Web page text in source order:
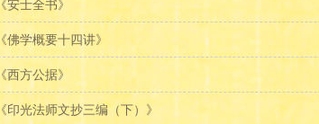
《安士全书》
《佛学概要十四讲》
《西方公据》
《印光法师文抄三编（下）》